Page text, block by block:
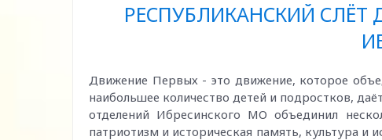
РЕСПУБЛИКАНСКИЙ СЛЁТ
Движение Первых - это движение, которое
наибольшее количество детей и подростков,
отделений Ибресинского МО объединил
патриотизм и историческая память, культура и